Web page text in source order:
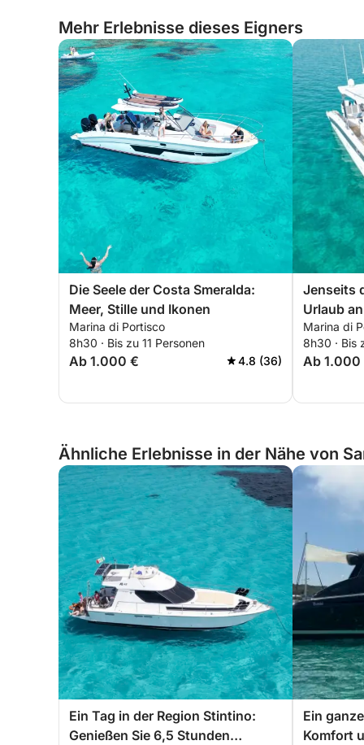
ihnen buchen und kann sie nicht empfehlen.
Mehr Erlebnisse dieses Eigners
Die Seele der Costa Smeralda:
Meer, Stille und Ikonen
Marina di Portisco
8h30 · Bis zu 11 Personen
Ab 1.000 € 4.8 (36)
Jenseits
Urlaub
Marina di
8h30 · Bis
Ab 1.000
Ähnliche Erlebnisse in der Nähe von
Ein Tag in der Region Stintino:
Genießen Sie 6,5 Stunden
Ein
Komfort